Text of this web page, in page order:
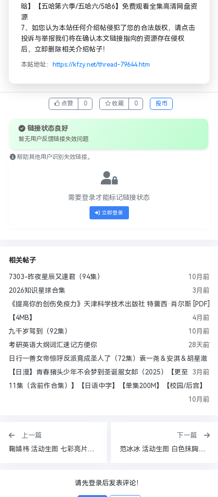
晗】【五哈第六季/五哈六/5哈6】免费观看全集高清网盘资
源
7、如您认为本站任何介绍帖侵犯了您的合法版权，请点击
投诉与举报我们将在确认本文链接指向的资源存在侵权
后，立即删除相关介绍帖子！
本贴地址： https://kfzy.net/thread-79644.htm
点赞 0 收藏 0 投币
链接状态良好
暂无用户反馈链接失效问题
帮助其他用户识别失效链接。
需要登录才能标记链接状态
立即登录
相关帖子
7303-昨夜星辰又逢君（94集）
10月前
2026知识星球合集
3月前
《提高你的创伤免疫力》天津科学技术出版社 特蕾西·肖尔斯 [PDF]
【4MB】
4月前
九千岁驾到（92集）
10月前
考研英语大纲词汇速记方便你
28天前
日行一善女帝惊呼反派竟成圣人了（72集）袁一尧＆安淇＆胡星澈
3月前
【日漫】青春猪头少年不会梦到圣诞服女郎（2025）【更至
11集（含前作合集）】【日语中字】【单集200M】【校园/后宫】
10月前
上一篇
鞠婧祎 活动生图 七彩亮片V领拖尾长裙[128P 2G]
下一篇
范冰冰 活动生图 白色抹胸深V礼服长裙[26P 168M]
请先登录后发表评论！